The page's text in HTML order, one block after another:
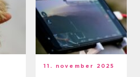
11. november 2025